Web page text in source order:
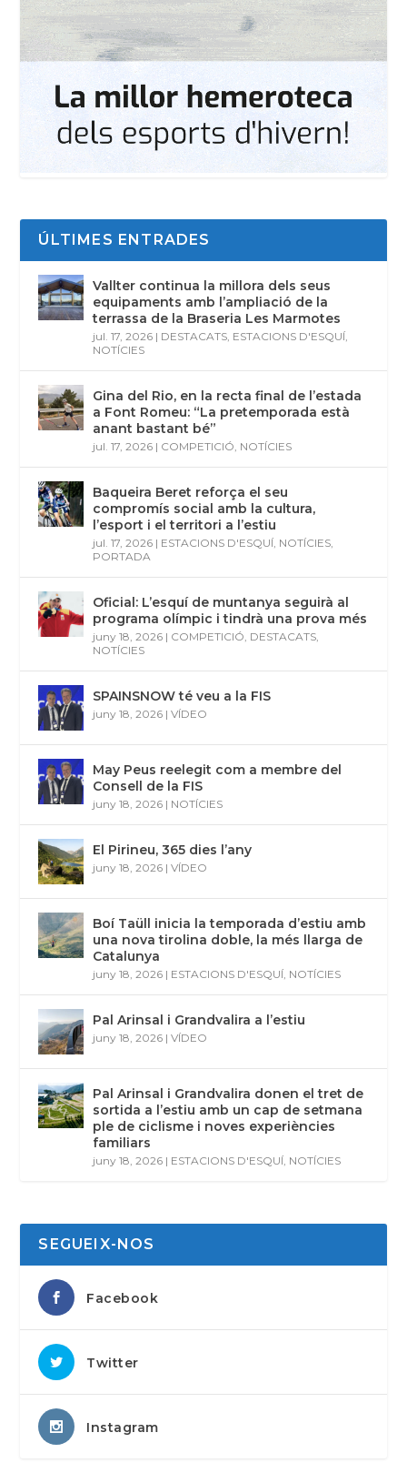
ÚLTIMES ENTRADES
Vallter continua la millora dels seus
equipaments amb l’ampliació de la
terrassa de la Braseria Les Marmotes
jul. 17, 2026 | DESTACATS, ESTACIONS D'ESQUÍ,
NOTÍCIES
Gina del Rio, en la recta final de l’estada
a Font Romeu: “La pretemporada està
anant bastant bé”
jul. 17, 2026 | COMPETICIÓ, NOTÍCIES
Baqueira Beret reforça el seu
compromís social amb la cultura,
l’esport i el territori a l’estiu
jul. 17, 2026 | ESTACIONS D'ESQUÍ, NOTÍCIES,
PORTADA
Oficial: L’esquí de muntanya seguirà al
programa olímpic i tindrà una prova més
juny 18, 2026 | COMPETICIÓ, DESTACATS,
NOTÍCIES
SPAINSNOW té veu a la FIS
juny 18, 2026 |VÍDEO
May Peus reelegit com a membre del
Consell de la FIS
juny 18, 2026 | NOTÍCIES
El Pirineu, 365 dies l’any
juny 18, 2026 |VÍDEO
Boí Taüll inicia la temporada d’estiu amb
una nova tirolina doble, la més llarga de
Catalunya
juny 18, 2026 | ESTACIONS D'ESQUÍ, NOTÍCIES
Pal Arinsal i Grandvalira a l’estiu
juny 18, 2026 |VÍDEO
Pal Arinsal i Grandvalira donen el tret de
sortida a l’estiu amb un cap de setmana
ple de ciclisme i noves experiències
familiars
juny 18, 2026 | ESTACIONS D'ESQUÍ, NOTÍCIES
SEGUEIX-NOS
Facebook
Twitter
Instagram